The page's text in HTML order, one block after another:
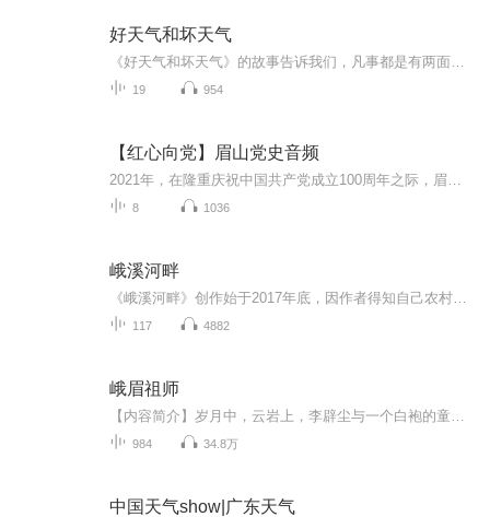
好天气和坏天气
19 954
【红心向党】眉山党史音频
8 1036
峨溪河畔
117 4882
峨眉祖师
984 34.8万
中国天气show|广东天气